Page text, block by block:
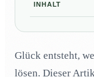
INHALT
Wie können
verbessern?
Glück entsteht,
lösen. Dieser